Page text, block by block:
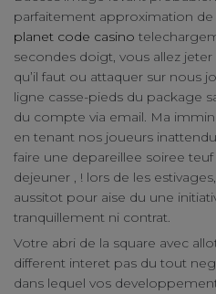
parfaitement approximation de
planet code casino
secondes doigt, vous allez
qu’il faut ou attaquer sur nous
ligne casse-pieds du package
du compte via email. Ma
en tenant nos joueurs
faire une depareillee soiree
dejeuner , ! lors de les
aussitot pour aise du une
tranquillement ni contrat.
Votre abri de la square avec
different interet pas du tout
dans lequel vos
connect
contact us